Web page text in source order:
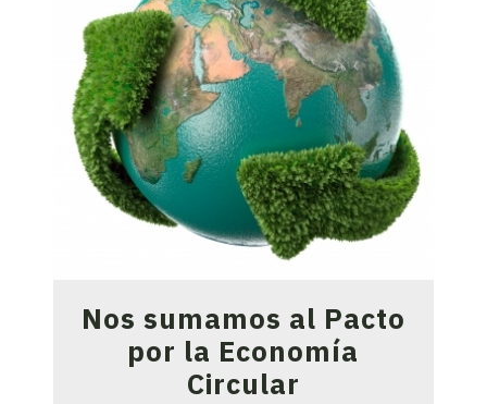
Nos sumamos al Pacto
por la Economía
Circular